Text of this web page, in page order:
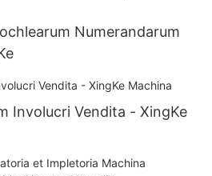
Numerandarum
Involucri Vendita - XingKe